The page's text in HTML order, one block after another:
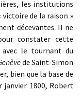
les institutions
de la raison »
décevantes. Il ne
constater cette
le tournant du
de Saint-Simon
bien que la base de
janvier 1800, Robert